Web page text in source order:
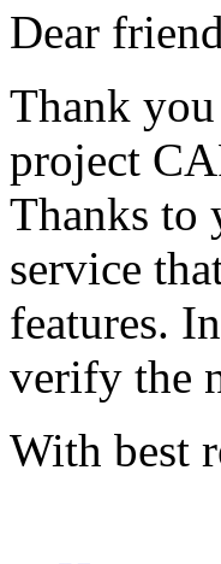
Dear
Thank
project
Thanks to
service
features.
verify the
With best